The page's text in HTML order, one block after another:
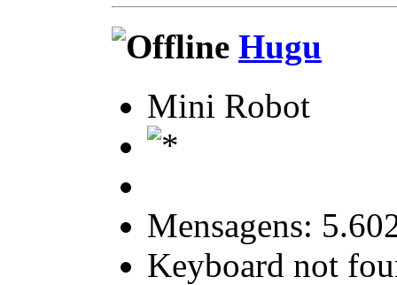
Hugu
Mini Robot
Mensagens:
Keyboard not